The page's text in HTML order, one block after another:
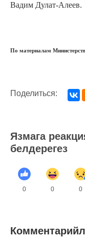
Вадим Дулат-Алеев.
По материалам
Поделиться:
Язмага
белдерегез
0 0 0